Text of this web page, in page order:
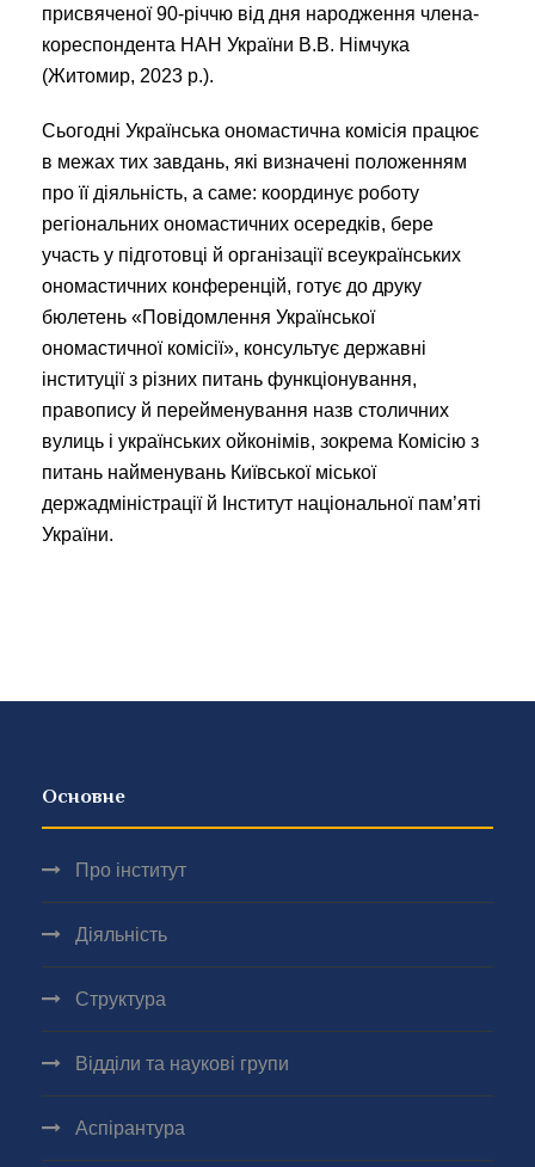
присвяченої 90-річчю від дня народження члена-
кореспондента НАН України В.В. Німчука
(Житомир, 2023 р.).
Сьогодні Українська ономастична комісія працює
в межах тих завдань, які визначені положенням
про її діяльність, а саме: координує роботу
регіональних ономастичних осередків, бере
участь у підготовці й організації всеукраїнських
ономастичних конференцій, готує до друку
бюлетень «Повідомлення Української
ономастичної комісії», консультує державні
інституції з різних питань функціонування,
правопису й перейменування назв столичних
вулиць і українських ойконімів, зокрема Комісію з
питань найменувань Київської міської
держадміністрації й Інститут національної пам’яті
України.
Основне
Про інститут
Діяльність
Структура
Відділи та наукові групи
Аспірантура